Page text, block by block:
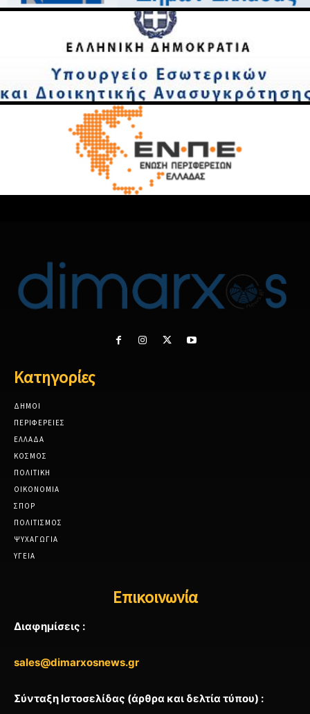
Κατηγορίες
ΔΗΜΟΙ
ΠΕΡΙΦΕΡΕΙΕΣ
ΕΛΛΑΔΑ
ΚΟΣΜΟΣ
ΠΟΛΙΤΙΚΗ
ΟΙΚΟΝΟΜΙΑ
ΣΠΟΡ
ΠΟΛΙΤΙΣΜΟΣ
ΨΥΧΑΓΩΓΙΑ
ΥΓΕΙΑ
Επικοινωνία
Διαφημίσεις :
sales@dimarxosnews.gr
Σύνταξη Ιστοσελίδας (άρθρα και δελτία τύπου) :